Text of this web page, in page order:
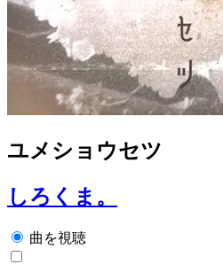
ユメショウセツ
しろくま。
曲を視聴